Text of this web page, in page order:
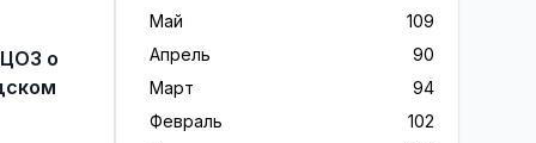
о
Visaginas ir visaginiečiai
16
Visagine
1209
Без цензуры
230
Благодарность
36
Май
109
Апрель
90
Март
94
Февраль
102